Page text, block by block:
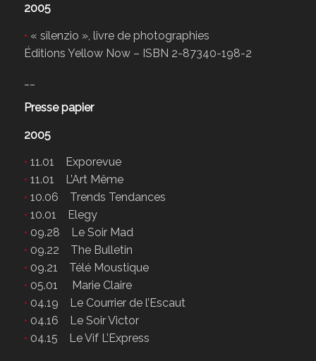
2005
• « silenzio », livre de photographies
Éditions Yellow Now – ISBN 2-87340-198-2
Presse papier
2005
• 11.01 Exporevue
• 11.01 L’Art Même
• 10.06 Trends Tendances
• 10.01 Elegy
• 09.28 Le Soir Mad
• 09.22 The Bulletin
• 09.21 Télé Moustique
• 05.01 Marie Claire
• 04.19 Le Courrier de l’Escaut
• 04.16 Le Soir Victor
• 04.15 Le Vif L’Express